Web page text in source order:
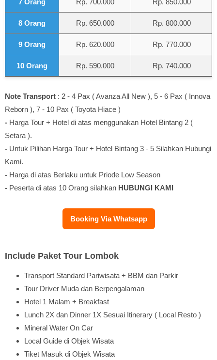
7 Orang Rp. 700.000 Rp. 850.000
8 Orang Rp. 650.000 Rp. 800.000
9 Orang Rp. 620.000 Rp. 770.000
10 Orang Rp. 590.000 Rp. 740.000
Note Transport : 2 - 4 Pax ( Avanza All New ), 5 - 6 Pax ( Innova
Reborn ), 7 - 10 Pax ( Toyota Hiace )
- Harga Tour + Hotel di atas menggunakan Hotel Bintang 2 (
Setara ).
- Untuk Pilihan Harga Tour + Hotel Bintang 3 - 5 Silahkan Hubungi
Kami.
- Harga di atas Berlaku untuk Priode Low Season
- Peserta di atas 10 Orang silahkan HUBUNGI KAMI
Booking Via Whatsapp
Include Paket Tour Lombok
Transport Standard Pariwisata + BBM dan Parkir
Tour Driver Muda dan Berpengalaman
Hotel 1 Malam + Breakfast
Lunch 2X dan Dinner 1X Sesuai Itinerary ( Local Resto )
Mineral Water On Car
Local Guide di Objek Wisata
Tiket Masuk di Objek Wisata